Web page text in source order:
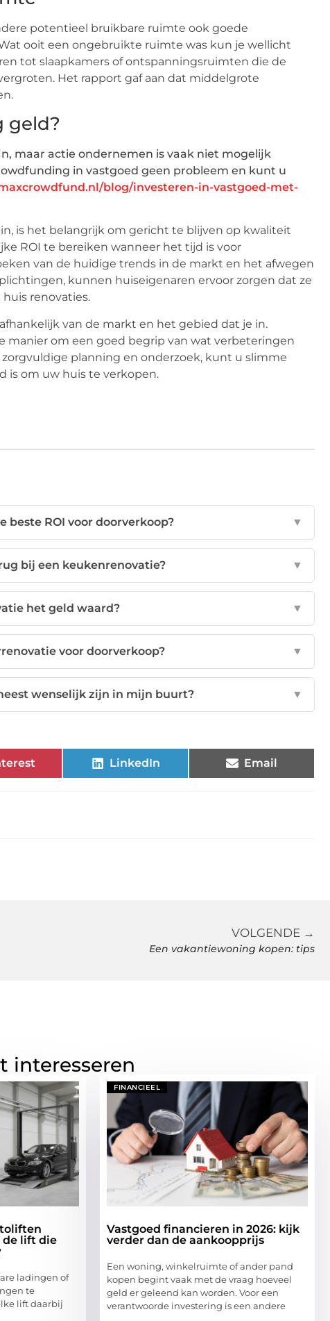
potentieel bruikbare ruimte ook goede
ooit een ongebruikte ruimte was kun je wellicht
tot slaapkamers of ontspanningsruimten die de
Het rapport gaf aan dat middelgrote
geld?
maar actie ondernemen is vaak niet mogelijk
in vastgoed geen probleem en kunt u
blog/investeren-in-vastgoed-met-
is het belangrijk om gericht te blijven op kwaliteit
ROI te bereiken wanneer het tijd is voor
van de huidige trends in de markt en het afwegen
kunnen huiseigenaren ervoor zorgen dat ze
renovaties.
van de markt en het gebied dat je in.
manier om een goed begrip van wat verbeteringen
planning en onderzoek, kunt u slimme
is om uw huis te verkopen.
ROI voor doorverkoop? ▼
bij een keukenrenovatie? ▼
het geld waard? ▼
voor doorverkoop? ▼
wenselijk zijn in mijn buurt? ▼
LinkedIn Email
VOLGENDE →
Een vakantiewoning kopen: tips
interesseren
de lift die
ladingen of
te
lift daarbij
FINANCIEEL
Vastgoed financieren in 2026: kijk
verder dan de aankoopprijs
Een woning, winkelruimte of ander pand
kopen begint vaak met de vraag hoeveel
geld er geleend kan worden. Voor een
verantwoorde investering is een andere